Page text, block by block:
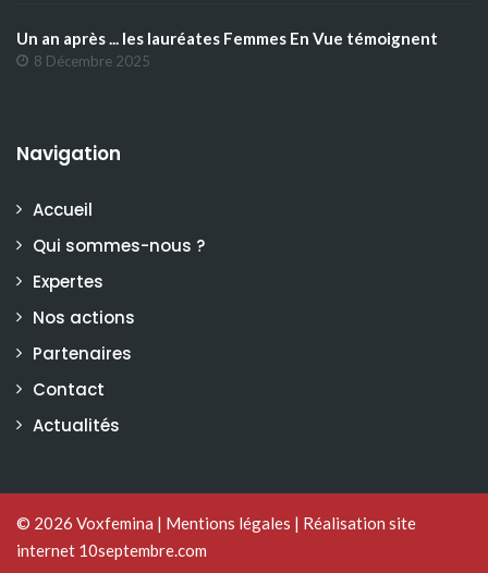
Un an après ... les lauréates Femmes En Vue témoignent
8 Décembre 2025
Navigation
Accueil
Qui sommes-nous ?
Expertes
Nos actions
Partenaires
Contact
Actualités
© 2026 Voxfemina | Mentions légales | Réalisation site
internet 10septembre.com